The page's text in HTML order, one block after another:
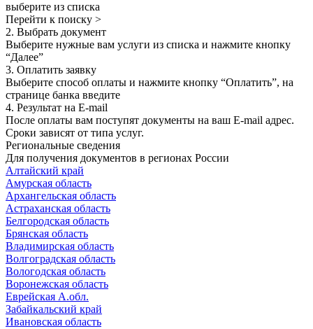
выберите из списка
Перейти к поиску >
2. Выбрать документ
Выберите нужные вам услуги из списка и нажмите кнопку
“Далее”
3. Оплатить заявку
Выберите способ оплаты и нажмите кнопку “Оплатить”, на
странице банка введите
4. Результат на E-mail
После оплаты вам поступят документы на ваш E-mail адрес.
Сроки зависят от типа услуг.
Региональные сведения
Для получения документов в регионах России
Алтайский край
Амурская область
Архангельская область
Астраханская область
Белгородская область
Брянская область
Владимирская область
Волгоградская область
Вологодская область
Воронежская область
Еврейская А.обл.
Забайкальский край
Ивановская область